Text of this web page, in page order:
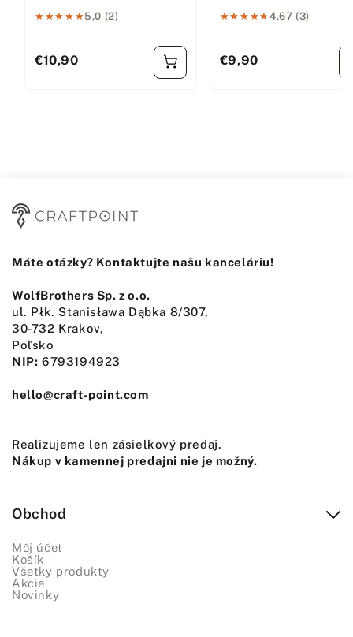
★★★★★
★★★★★5,0 (2)
Bežná cena
€10,90
★★★★★
★★★★★4,67 (3)
Bežná cena
€9,90
Máte otázky? Kontaktujte našu kanceláriu!
WolfBrothers Sp. z o.o.
ul. Płk. Stanisława Dąbka 8/307,
30-732 Krakov,
Poľsko
NIP: 6793194923
hello@craft-point.com
Realizujeme len zásielkový predaj.
Nákup v kamennej predajni nie je možný.
Obchod
Môj účet
Košík
Všetky produkty
Akcie
Novinky